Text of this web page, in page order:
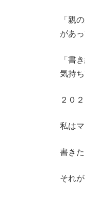
「親
があ
「書
気
２０
私は
書き
それ